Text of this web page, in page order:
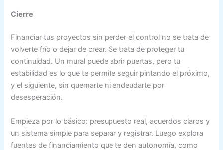
Cierre
Financiar tus proyectos sin perder el control no se trata de
volverte frío o dejar de crear. Se trata de proteger tu
continuidad. Un mural puede abrir puertas, pero tu
estabilidad es lo que te permite seguir pintando el próximo,
y el siguiente, sin quemarte ni endeudarte por
desesperación.
Empieza por lo básico: presupuesto real, acuerdos claros y
un sistema simple para separar y registrar. Luego explora
fuentes de financiamiento que te den autonomía, como